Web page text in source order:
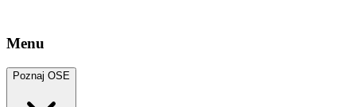
Menu
Poznaj OSE